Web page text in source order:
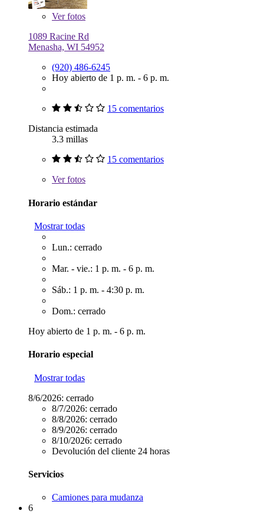
Verfotos
1089 Racine Rd
Menasha, WI 54952
(920) 486-6245
Hoy abierto de 1 p. m. - 6 p. m.
15 comentarios
Distancia estimada
3.3 millas
15 comentarios
Verfotos
Horario estándar
Mostrar todas
Lun.: cerrado
Mar. - vie.: 1 p. m. - 6 p. m.
Sáb.: 1 p. m. - 4:30 p. m.
Dom.: cerrado
Hoy abierto de 1 p. m. - 6 p. m.
Horario especial
Mostrar todas
8/6/2026: cerrado
8/7/2026: cerrado
8/8/2026: cerrado
8/9/2026: cerrado
8/10/2026: cerrado
Devolución del cliente 24 horas
Servicios
Camiones para mudanza
6